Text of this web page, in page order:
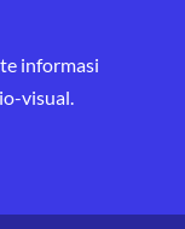
informasi
visual.